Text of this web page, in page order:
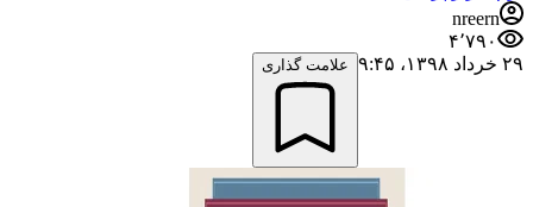
nreern
۴٬۷۹۰
۲۹ خرداد ۱۳۹۸،‏ ۹:۴۵
علامت گذاری